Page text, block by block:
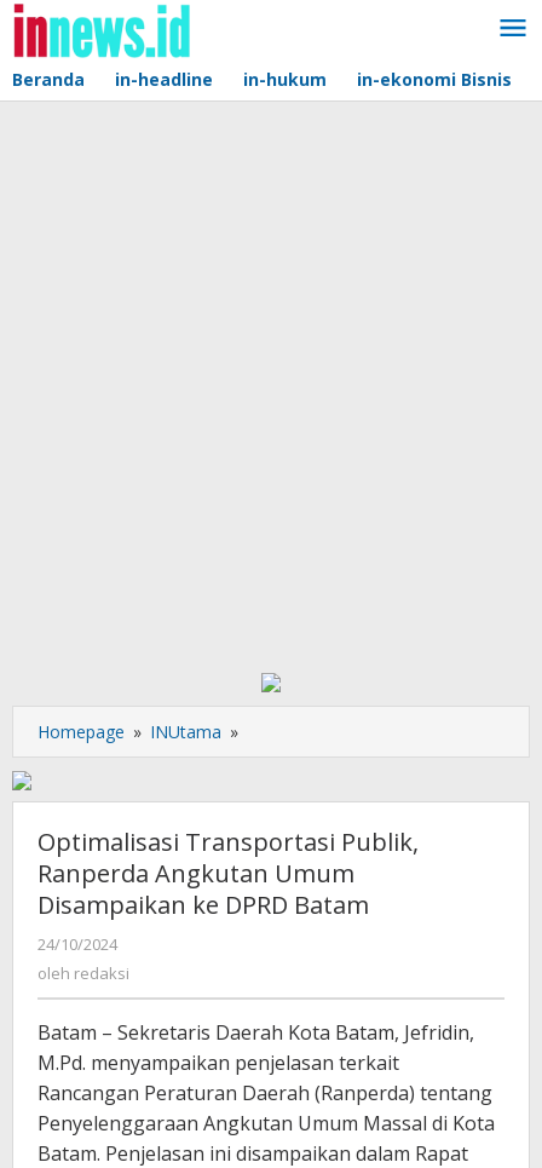
Lewati
konten
Beranda in-headline in-hukum in-ekonomi Bisnis
Homepage » INUtama »
Transportasi
Ranperda
Angkutan
Umum
Disampaikan
ke
Optimalisasi Transportasi Publik,
Ranperda Angkutan Umum
Disampaikan ke DPRD Batam
24/10/2024
redaksi
oleh redaksi
Batam – Sekretaris Daerah Kota Batam, Jefridin,
M.Pd. menyampaikan penjelasan terkait
Rancangan Peraturan Daerah (Ranperda) tentang
Penyelenggaraan Angkutan Umum Massal di Kota
Batam. Penjelasan ini disampaikan dalam Rapat